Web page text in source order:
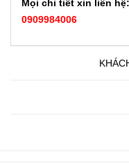
Mọi chi tiết xin liên hệ:
0909984006